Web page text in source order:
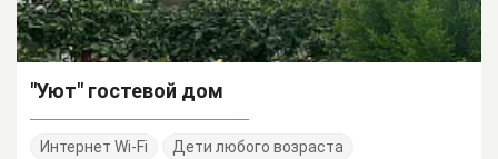
"Уют" гостевой дом
Интернет Wi-Fi Дети любого возраста